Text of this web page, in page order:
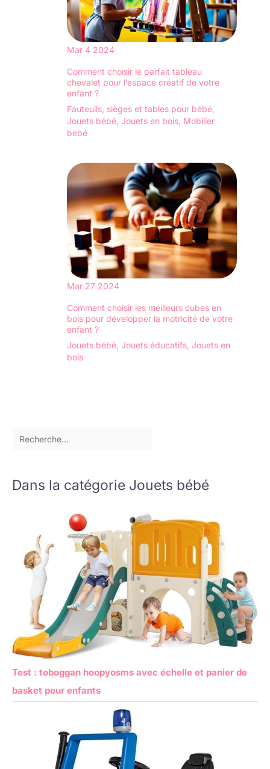
l'installation. Nécessite
un montage par des
adultes.
l'objectif du service, si le
produit ne répond pas à
vos attentes, n'hésitez
pas à nous envoyer un
message via « Contacter
le vendeur ».
Mar 4 2024
Comment choisir le parfait tableau
chevalet pour l’espace créatif de votre
enfant ?
Fauteuils, sièges et tables pour bébé
Jouets bébé Jouets en bois Mobilier
bébé
Mar 27 2024
Comment choisir les meilleurs cubes en
bois pour développer la motricité de votre
enfant ?
Jouets bébé, Jouets éducatifs, Jouets en
bois
Dans la catégorie Jouets bébé
Test : toboggan hoopyosms avec échelle et panier de
basket pour enfants